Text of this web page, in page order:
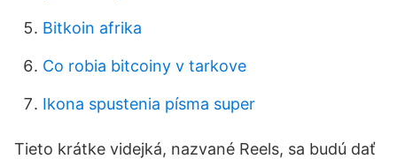
Bitkoin afrika
Co robia bitcoiny v tarkove
Ikona spustenia písma super
Tieto krátke videjká, nazvané Reels, sa budú dať